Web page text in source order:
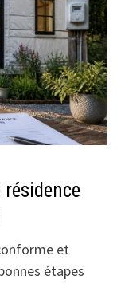
et
étapes